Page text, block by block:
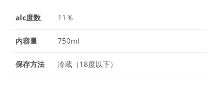
alc度数 11％
内容量 750ml
保存方法 冷蔵（18度以下）